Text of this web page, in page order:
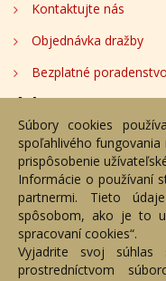
Kontaktujte nás
Objednávka dražby
Bezplatné poradenstvo
Adresa
Nižný Hrušov 333,
+421 905 356 921
+421 905 959 101
dartesro@dartesro.sk
Súbory cookies
spoľahlivého
prispôsobenie
Informácie o používaní
partnermi. Tieto
spôsobom, ako je to
spracovaní cookies“.
Vyjadrite svoj súhlas
prostredníctvom